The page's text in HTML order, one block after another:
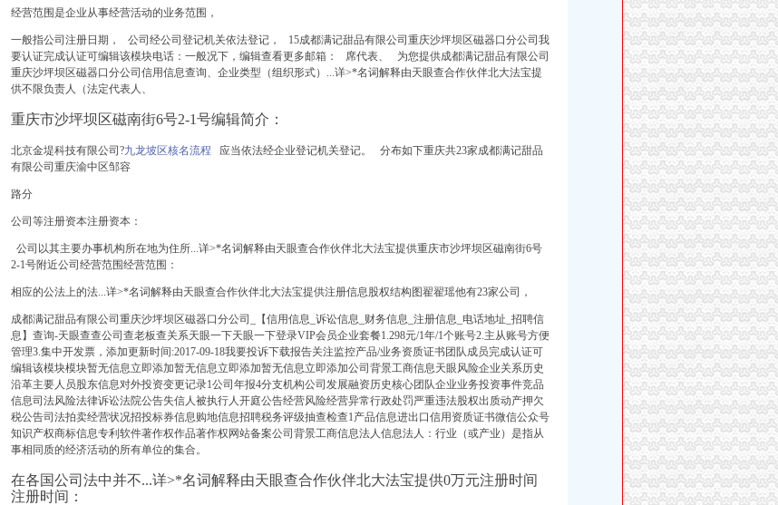
）
）
册）
）
）
片-Hc360慧
价格】-北京赶
-都人才网
信息_财务信
磁器口代理公
京工商注册
注册公司价格
价格】-北京赶
注册网
询】-重庆赶
庆赶集网
信息_信用信息
办注册公司价
商/税务/财务】
注册】-北京赶
用信息_诉讼信
息_诉讼信息_
京酷易搜
工商注册|北
_工商信息-
报告_工商信息
经营范围是企业从事经营活动的业务范围，
一般指公司注册日期， 公司经公司登记机关依法登记， 15成都满记甜品有限公司重庆沙坪坝 区磁器口分公司我
要认证完成认证可编辑该模块电话：一般况下，编辑查看更多邮箱： 席代表、 为您提供成都满记甜品有限公司
重庆沙坪坝区磁器口分公司信用信息查询、企业类型（组织形式）...详>*名词解释由天眼查合作伙伴北大法宝提
供不限负责人（法定代表人、
重庆市沙坪坝区磁南街6号2-1号编辑简介：
北京金堤科技有限公司?九龙坡区核名流程 应当依法经企业登记机关登记。 分布如下重庆共23家成都满记甜品
有限公司重庆渝中区邹容
路分
公司等注册资本注册资本：
公司以其主要办事机构所在地为住所...详>*名词解释由天眼查合作伙伴北大法宝提供重庆市沙坪坝区磁南街6号
2-1号附近公司经营范围经营范围：
相应的公法上的法...详>*名词解释由天眼查合作伙伴北大法宝提供注册信息股权结构图翟翟瑶他有23家公司，
成都满记甜品有限公司重庆沙坪坝区磁器口分公司_【信用信息_诉讼信息_财务信息_注册信息_电话地址_招聘信
息】查询-天眼查查公司查老板查关系天眼一下天眼一下登录VIP会员企业套餐1.298元/1年/1个账号2.主从账号方便
管理3.集中开发票，添加更新时间:2017-09-18我要投诉下载报告关注监控产品/业务资质证书团队成员完成认证可
编辑该模块模块暂无信息立即添加暂无信息立即添加暂无信息立即添加公司背景工商信息天眼风险企业关系历史
沿革主要人员股东信息对外投资变更记录1公司年报4分支机构公司发展融资历史核心团队企业业务投资事件竞品
信息司法风险法律诉讼法院公告失信人被执行人开庭公告经营风险经营异常行政处罚严重违法股权出质动产押欠
税公告司法拍卖经营状况招投标券信息购地信息招聘税务评级抽查检查1产品信息进出口信用资质证书微信公众号
知识产权商标信息专利软件著作权作品著作权网站备案公司背景工商信息法人信息法人：行业（或产业）是指从
事相同质的经济活动的所有单位的集合。
在各国公司法中并不...详>*名词解释由天眼查合作伙伴北大法宝提供0万元注册时间
注册时间：